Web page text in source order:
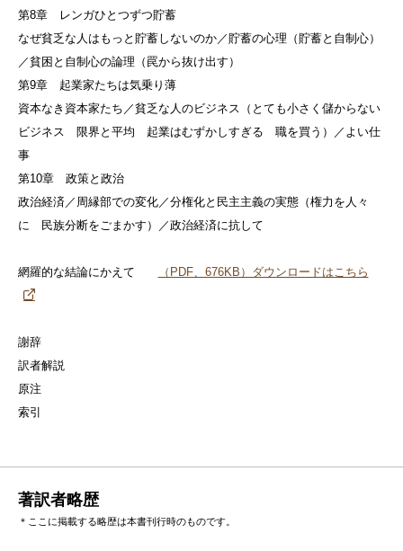
第8章 レンガひとつずつ貯蓄
なぜ貧乏な人はもっと貯蓄しないのか／貯蓄の心理（貯蓄と自制心）
／貧困と自制心の論理（罠から抜け出す）
第9章 起業家たちは気乗り薄
資本なき資本家たち／貧乏な人のビジネス（とても小さく儲からない
ビジネス 限界と平均 起業はむずかしすぎる 職を買う）／よい仕
事
第10章 政策と政治
政治経済／周縁部での変化／分権化と民主主義の実態（権力を人々
に 民族分断をごまかす）／政治経済に抗して
網羅的な結論にかえて （PDF、676KB）ダウンロードはこちら
謝辞
訳者解説
原注
索引
著訳者略歴
＊ここに掲載する略歴は本書刊行時のものです。